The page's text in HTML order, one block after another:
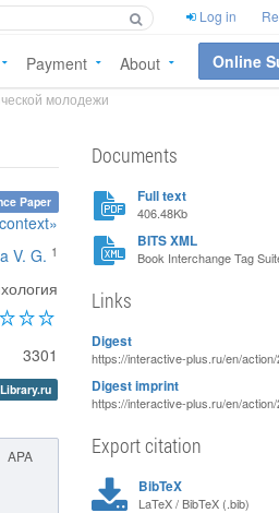
Log in
Payment About Online
молодежи
Paper
V. G. 1
3301
APA
Documents
Full text
406.48Kb
BITS XML
Book Interchange Tag
Links
Digest
https://interactive-plus.ru/en/action/
Digest imprint
https://interactive-plus.ru/en/
Export citation
BibTeX
LaTeX / BibTeX (.bib)